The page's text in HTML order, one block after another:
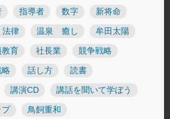
指導者 数字 新将命
法律 温泉 癒し 牟田太陽
育 社長業 競争戦略
略 話し方 読書
講演CD 講話を聞いて学ぼう
プ 鳥飼重和